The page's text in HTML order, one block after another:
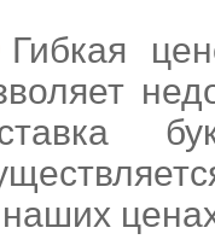
Гибкая